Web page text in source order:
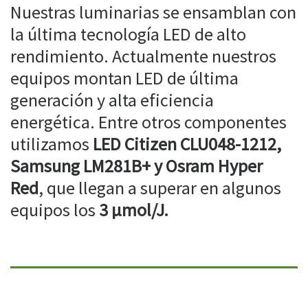
Nuestras luminarias se ensamblan con
la última tecnología LED de alto
rendimiento. Actualmente nuestros
equipos montan LED de última
generación y alta eficiencia
energética. Entre otros componentes
utilizamos LED Citizen CLU048-1212,
Samsung LM281B+ y Osram Hyper
Red, que llegan a superar en algunos
equipos los 3 µmol/J.